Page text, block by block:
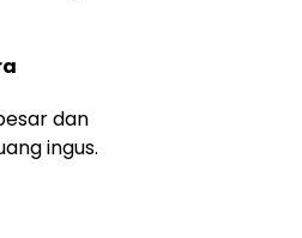
dan
ingus.